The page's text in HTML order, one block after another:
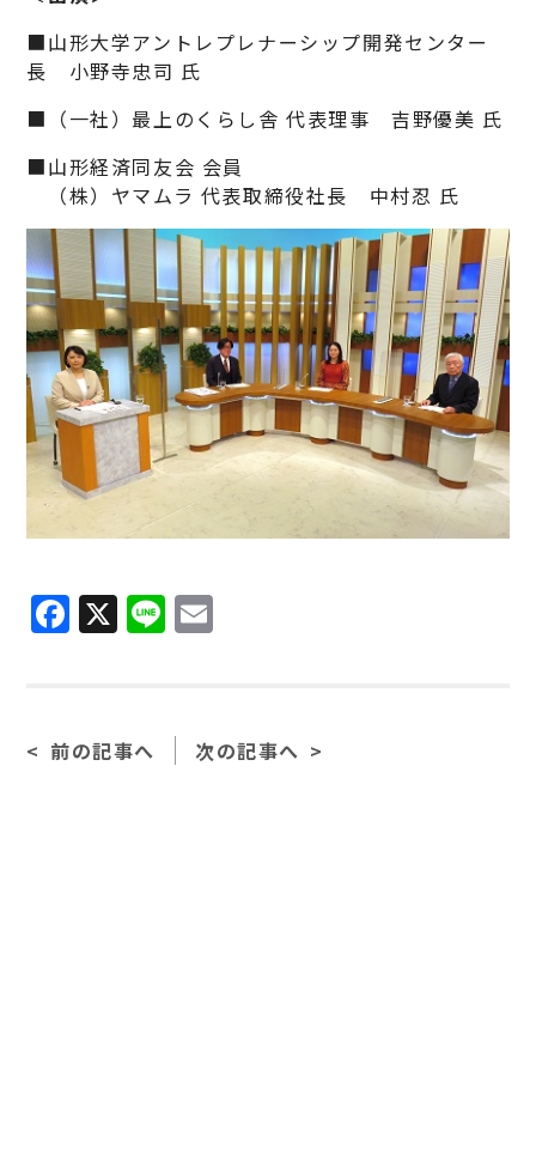
■山形大学アントレプレナーシップ開発センター
長 小野寺忠司 氏
■（一社）最上のくらし舎 代表理事 吉野優美 氏
■山形経済同友会 会員
（株）ヤマムラ 代表取締役社長 中村忍 氏
Facebook
X Line
前の記事へ 次の記事へ